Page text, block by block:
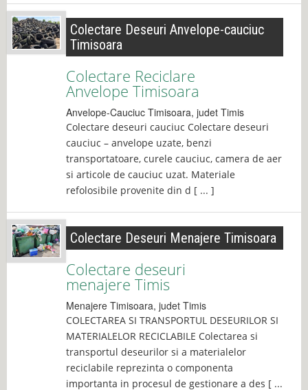
Colectare Deseuri Anvelope-cauciuc
Timisoara
Colectare Reciclare
Anvelope Timisoara
Anvelope-Cauciuc Timisoara, judet Timis
Colectare deseuri cauciuc Colectare deseuri
cauciuc – anvelope uzate, benzi
transportatoare, curele cauciuc, camera de aer
si articole de cauciuc uzat. Materiale
refolosibile provenite din d [ ... ]
Colectare Deseuri Menajere Timisoara
Colectare deseuri
menajere Timis
Menajere Timisoara, judet Timis
COLECTAREA SI TRANSPORTUL DESEURILOR SI
MATERIALELOR RECICLABILE Colectarea si
transportul deseurilor si a materialelor
reciclabile reprezinta o componenta
importanta in procesul de gestionare a des [ ...